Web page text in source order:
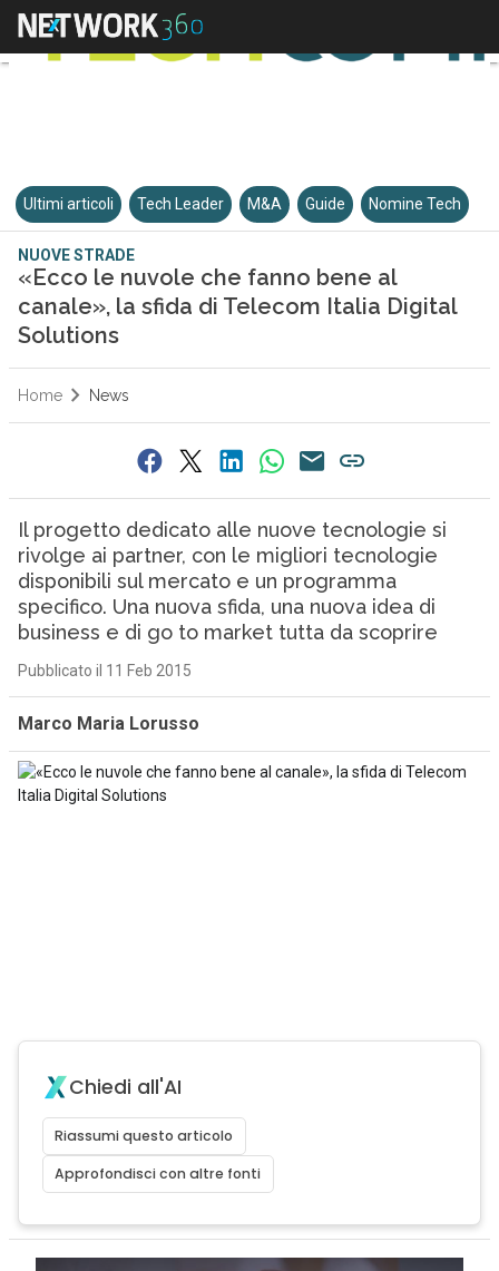
Ultimi articoli Tech Leader M&A Guide Nomine Tech
NUOVE STRADE
«Ecco le nuvole che fanno bene al
canale», la sfida di Telecom Italia Digital
Solutions
Home News
Il progetto dedicato alle nuove tecnologie si
rivolge ai partner, con le migliori tecnologie
disponibili sul mercato e un programma
specifico. Una nuova sfida, una nuova idea di
business e di go to market tutta da scoprire
Pubblicato il 11 Feb 2015
Marco Maria Lorusso
Chiedi all'AI
Riassumi questo articolo
Approfondisci con altre fonti